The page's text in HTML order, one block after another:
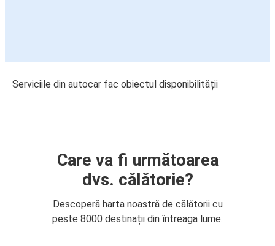
Serviciile din autocar fac obiectul disponibilității
Care va fi următoarea
dvs. călătorie?
Descoperă harta noastră de călătorii cu
peste 8000 destinații din întreaga lume.